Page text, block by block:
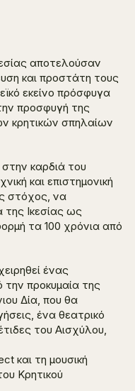
αποτελούσαν
και προστάτη τους
εκείνο πρόσφυγα
προσφυγή της
κρητικών σπηλαίων
καρδιά του
και επιστημονική
στόχος, να
της Ικεσίας ως
τα 100 χρόνια από
ένας
την προκυμαία της
Δία, που θα
ένα θεατρικό
του Αισχύλου,
και τη μουσική
Κρητικού